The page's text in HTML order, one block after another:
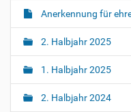
Anerkennung für
2. Halbjahr 2025
1. Halbjahr 2025
2. Halbjahr 2024